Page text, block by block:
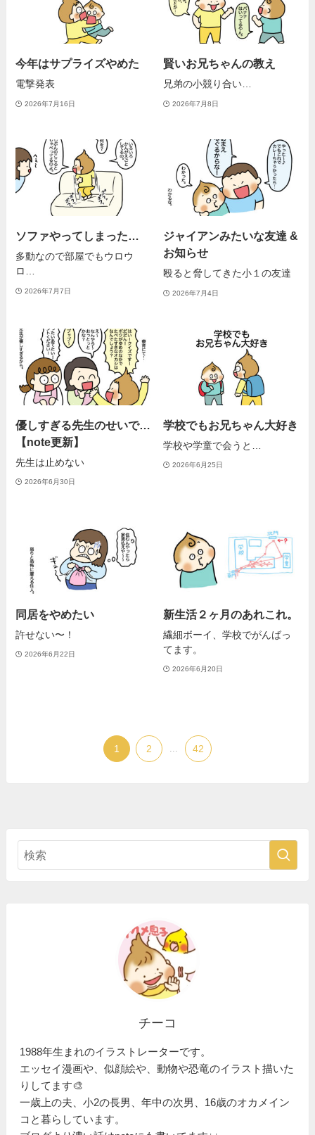
今年はサプライズやめた
電撃発表
2026年7月16日
賢いお兄ちゃんの教え
兄弟の小競り合い…
2026年7月8日
ソファやってしまった…
多動なので部屋でもウロウ
ロ…
2026年7月7日
ジャイアンみたいな友達 &
お知らせ
殴ると脅してきた小１の友達
2026年7月4日
優しすぎる先生のせいで…
【note更新】
先生は止めない
2026年6月30日
学校でもお兄ちゃん大好き
学校や学童で会うと…
2026年6月25日
同居をやめたい
許せない〜！
2026年6月22日
新生活２ヶ月のあれこれ。
繊細ボーイ、学校でがんばっ
てます。
2026年6月20日
1 2 42
チーコ
1988年生まれのイラストレーターです。
エッセイ漫画や、似顔絵や、動物や恐竜のイラスト描いた
りしてます🎨
一歳上の夫、小2の長男、年中の次男、16歳のオカメイン
コと暮らしています。